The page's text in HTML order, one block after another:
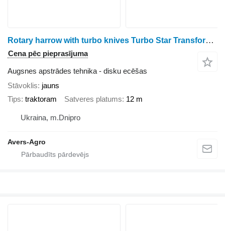
Rotary harrow with turbo knives Turbo Star Transformer 12 Euro trailed
Cena pēc pieprasījuma
Augsnes apstrādes tehnika - disku ecēšas
Stāvoklis jauns
Tips traktoram Satveres platums 12 m
Ukraina, m.Dnipro
Avers-Agro